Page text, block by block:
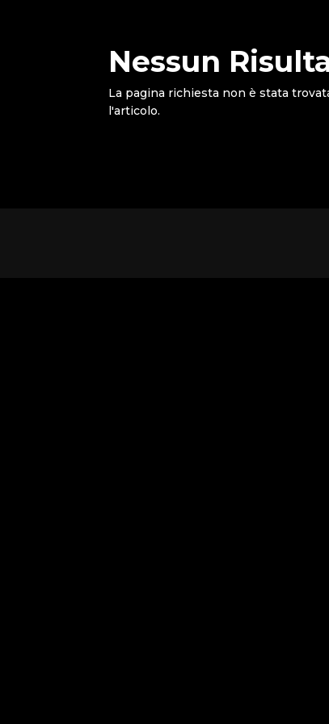
Nessun
La pagina richiesta non è stata
l'articolo.